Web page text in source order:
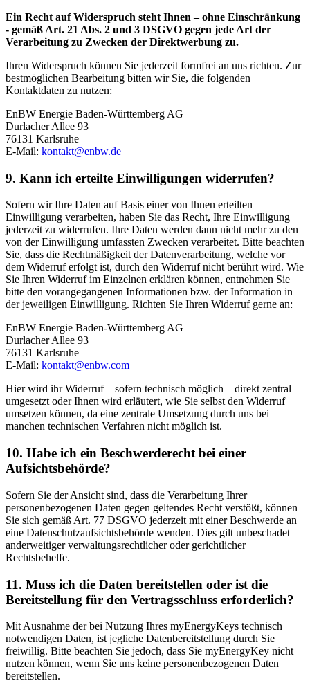
Ein Recht auf Widerspruch steht Ihnen – ohne Einschränkung
- gemäß Art. 21 Abs. 2 und 3 DSGVO gegen jede Art der
Verarbeitung zu Zwecken der Direktwerbung zu.
Ihren Widerspruch können Sie jederzeit formfrei an uns richten. Zur
bestmöglichen Bearbeitung bitten wir Sie, die folgenden
Kontaktdaten zu nutzen:
EnBW Energie Baden-Württemberg AG
Durlacher Allee 93
76131 Karlsruhe
E-Mail: kontakt@enbw.de
9. Kann ich erteilte Einwilligungen widerrufen?
Sofern wir Ihre Daten auf Basis einer von Ihnen erteilten
Einwilligung verarbeiten, haben Sie das Recht, Ihre Einwilligung
jederzeit zu widerrufen. Ihre Daten werden dann nicht mehr zu den
von der Einwilligung umfassten Zwecken verarbeitet. Bitte beachten
Sie, dass die Rechtmäßigkeit der Datenverarbeitung, welche vor
dem Widerruf erfolgt ist, durch den Widerruf nicht berührt wird. Wie
Sie Ihren Widerruf im Einzelnen erklären können, entnehmen Sie
bitte den vorangegangenen Informationen bzw. der Information in
der jeweiligen Einwilligung. Richten Sie Ihren Widerruf gerne an:
EnBW Energie Baden-Württemberg AG
Durlacher Allee 93
76131 Karlsruhe
E-Mail: kontakt@enbw.com
Hier wird ihr Widerruf – sofern technisch möglich – direkt zentral
umgesetzt oder Ihnen wird erläutert, wie Sie selbst den Widerruf
umsetzen können, da eine zentrale Umsetzung durch uns bei
manchen technischen Verfahren nicht möglich ist.
10. Habe ich ein Beschwerderecht bei einer
Aufsichtsbehörde?
Sofern Sie der Ansicht sind, dass die Verarbeitung Ihrer
personenbezogenen Daten gegen geltendes Recht verstößt, können
Sie sich gemäß Art. 77 DSGVO jederzeit mit einer Beschwerde an
eine Datenschutzaufsichtsbehörde wenden. Dies gilt unbeschadet
anderweitiger verwaltungsrechtlicher oder gerichtlicher
Rechtsbehelfe.
11. Muss ich die Daten bereitstellen oder ist die
Bereitstellung für den Vertragsschluss erforderlich?
Mit Ausnahme der bei Nutzung Ihres myEnergyKeys technisch
notwendigen Daten, ist jegliche Datenbereitstellung durch Sie
freiwillig. Bitte beachten Sie jedoch, dass Sie myEnergyKey nicht
nutzen können, wenn Sie uns keine personenbezogenen Daten
bereitstellen.